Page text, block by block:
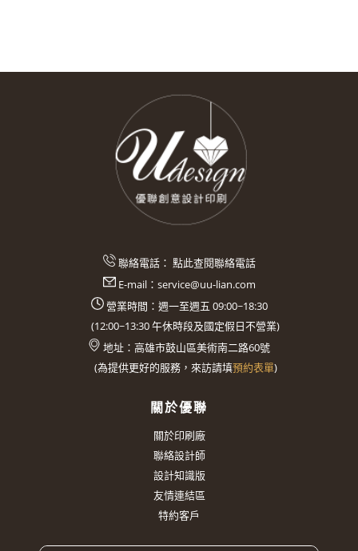
聯絡電話： 點此查閱聯絡電話
E-mail： service@uu-lian.com
營業時間：週一至週五 09:00~18:30
(12:00~13:30午休時段及國定假日不營業)
地址： 高雄市鼓山區美術南二路60號
(為提供更好的服務，來訪請填預約表單)
關於優聯
關於印刷廠
聯絡設計師
設計知識版
友情連結區
特約客戶